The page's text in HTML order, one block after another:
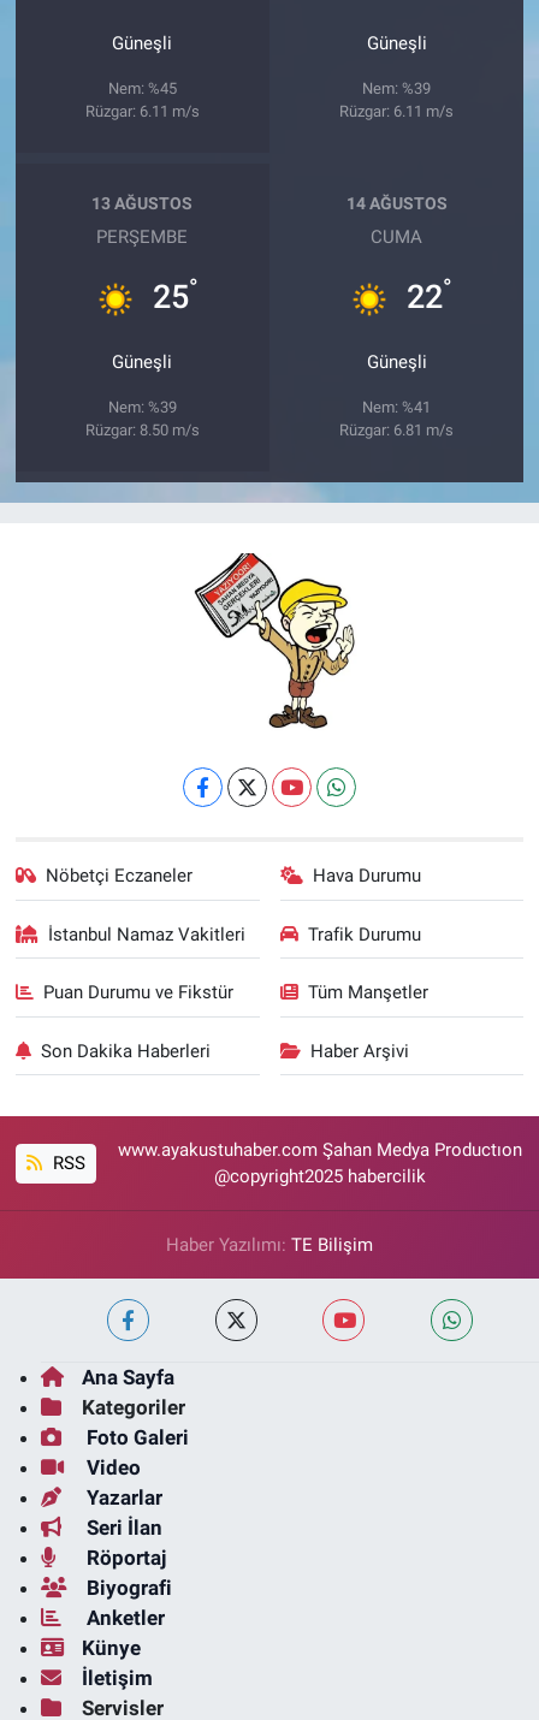
Güneşli
Nem: %45
Rüzgar: 6.11 m/s
Güneşli
Nem: %39
Rüzgar: 6.11 m/s
13 AĞUSTOS
PERŞEMBE
25°
Güneşli
Nem: %39
Rüzgar: 8.50 m/s
14 AĞUSTOS
CUMA
22°
Güneşli
Nem: %41
Rüzgar: 6.81 m/s
Nöbetçi Eczaneler Hava Durumu
İstanbul Namaz Vakitleri Trafik Durumu
Puan Durumu ve Fikstür Tüm Manşetler
Son Dakika Haberleri Haber Arşivi
RSS
www.ayakustuhaber.com Şahan Medya Productıon
@copyright2025 habercilik
Haber Yazılımı: TE Bilişim
Ana Sayfa
Kategoriler
Foto Galeri
Video
Yazarlar
Seri İlan
Röportaj
Biyografi
Anketler
Künye
İletişim
Servisler